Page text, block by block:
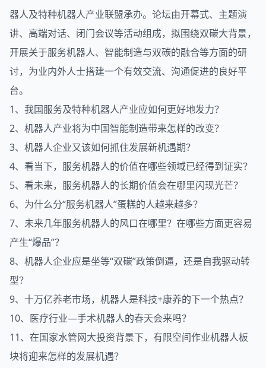
器人及特种机器人产业联盟承办。论坛由开幕式、主题演
讲、高端对话、闭门会议等活动组成，拟围绕双碳大背景，
开展关于服务机器人、智能制造与双碳的融合等方面的研
讨，为业内外人士搭建一个有效交流、沟通促进的良好平
台。
1、我国服务及特种机器人产业应如何更好地发力？
2、机器人产业将为中国智能制造带来怎样的改变？
3、机器人企业又该如何抓住发展新机遇期？
4、看当下，服务机器人的价值在哪些领域已经得到证实？
5、看未来，服务机器人的长期价值会在哪里闪现光芒？
6、为什么分“服务机器人”蛋糕的人越来越多？
7、未来几年服务机器人的风口在哪里？在哪些方面更容易
产生“爆品”？
8、机器人企业应是坐等“双碳”政策倒逼，还是自我驱动转
型？
9、十万亿养老市场，机器人是科技+康养的下一个热点？
10、医疗行业—手术机器人的春天会来吗？
11、在国家水管网大投资背景下，有限空间作业机器人板
块将迎来怎样的发展机遇？